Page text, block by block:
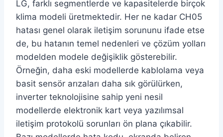
LG, farklı segmentlerde ve kapasitelerde birçok
klima modeli üretmektedir. Her ne kadar CH05
hatası genel olarak iletişim sorununu ifade etse
de, bu hatanın temel nedenleri ve çözüm yolları
modelden modele değişiklik gösterebilir.
Örneğin, daha eski modellerde kablolama veya
basit sensör arızaları daha sık görülürken,
inverter teknolojisine sahip yeni nesil
modellerde elektronik kart veya yazılımsal
iletişim protokolü sorunları ön plana çıkabilir.